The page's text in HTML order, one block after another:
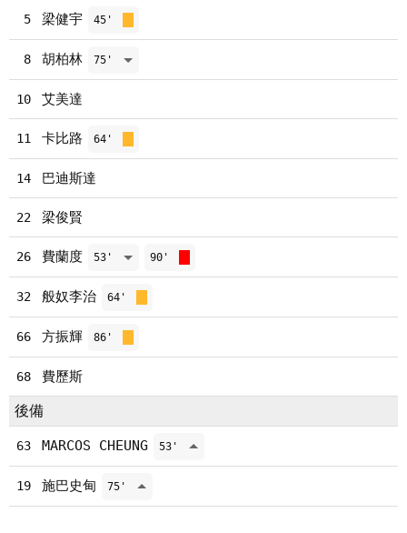
5 梁健宇 45'
8 胡柏林 75'
10 艾美達
11 卡比路 64'
14 巴迪斯達
22 梁俊賢
26 費蘭度 53' 90'
32 般奴李治 64'
66 方振輝 86'
68 費歷斯
後備
63 MARCOS CHEUNG 53'
19 施巴史甸 75'